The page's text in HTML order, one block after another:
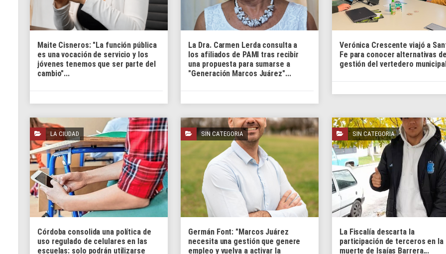
Maite Cisneros: "La función pública
es una vocación de servicio y los
jóvenes tenemos que ser parte del
cambio"...
La Dra. Carmen Lerda consulta a
los afiliados de PAMI tras recibir
una propuesta para sumarse a
"Generación Marcos Juárez"...
Verónica Crescente viajó a
Fe para conocer alternativas
gestión del vertedero
LA CIUDAD
Córdoba consolida una política de
uso regulado de celulares en las
escuelas: solo podrán utilizarse
SIN CATEGORIA
Germán Font: "Marcos Juárez
necesita una gestión que genere
empleo y vuelva a activar la
SIN CATEGORIA
La Fiscalía descarta la
participación de terceros en la
muerte de Isaías Barrera...